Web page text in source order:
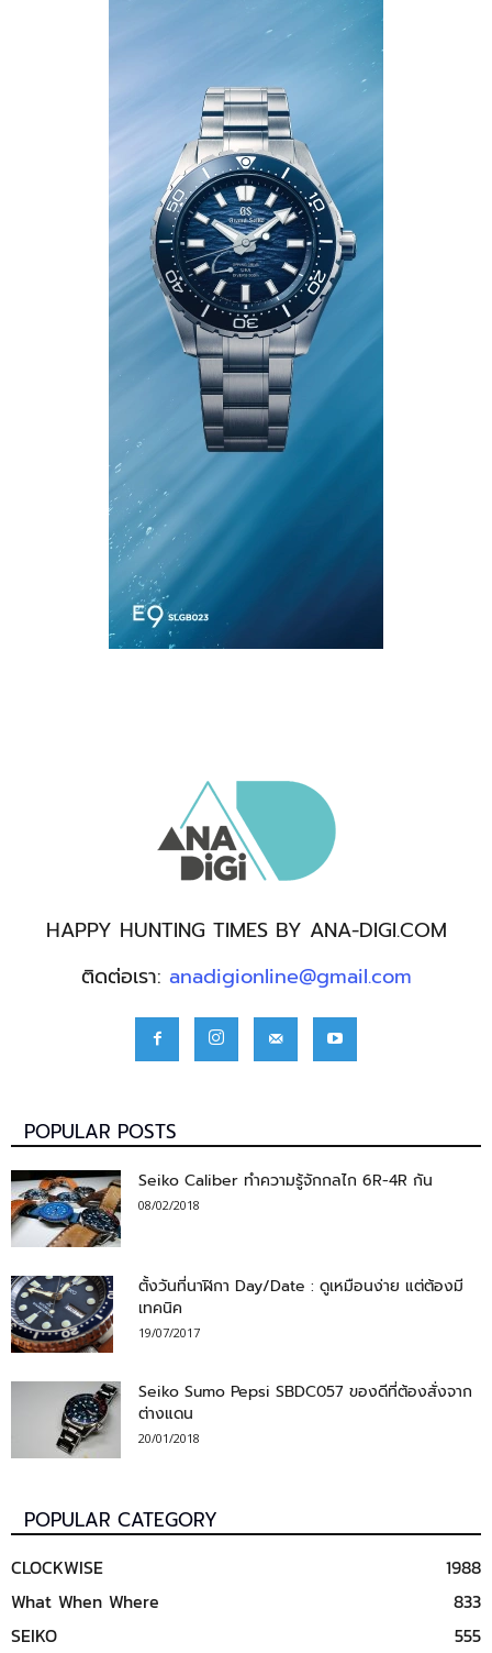
HAPPY HUNTING TIMES BY ANA-DIGI.COM
ติดต่อเรา: anadigionline@gmail.com
POPULAR POSTS
Seiko Caliber ทำความรู้จักกลไก 6R-4R กัน
08/02/2018
ตั้งวันที่นาฬิกา Day/Date : ดูเหมือนง่าย แต่ต้องมี
เทคนิค
19/07/2017
Seiko Sumo Pepsi SBDC057 ของดีที่ต้องสั่งจาก
ต่างแดน
20/01/2018
POPULAR CATEGORY
CLOCKWISE
1988
What When Where
833
SEIKO
555